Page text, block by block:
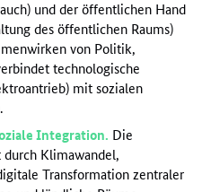
und der öffentlichen Hand
des öffentlichen Raums)
von Politik,
technologische
mit sozialen
Integration. Die
durch Klimawandel,
Transformation zentraler